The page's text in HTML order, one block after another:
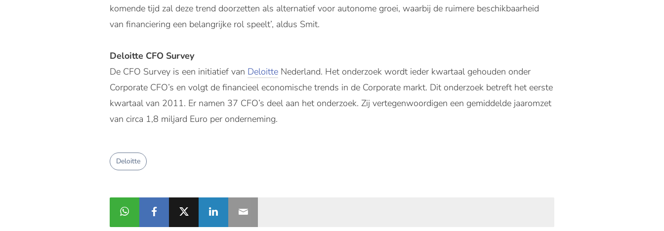
komende tijd zal deze trend doorzetten als alternatief voor autonome groei, waarbij de ruimere beschikbaarheid
van financiering een belangrijke rol speelt’, aldus Smit.
Deloitte CFO Survey
De CFO Survey is een initiatief van Deloitte Nederland. Het onderzoek wordt ieder kwartaal gehouden onder
Corporate CFO’s en volgt de financieel economische trends in de Corporate markt. Dit onderzoek betreft het eerste
kwartaal van 2011. Er namen 37 CFO’s deel aan het onderzoek. Zij vertegenwoordigen een gemiddelde jaaromzet
van circa 1,8 miljard Euro per onderneming.
Deloitte